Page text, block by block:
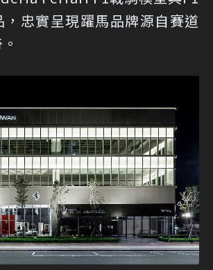
忠實呈現躍馬品牌源自賽道